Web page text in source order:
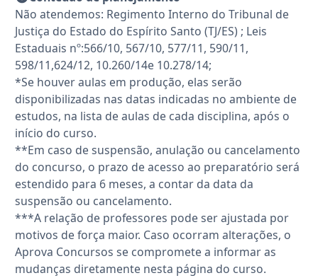
Não atendemos: Regimento Interno do Tribunal de
Justiça do Estado do Espírito Santo (TJ/ES) ; Leis
Estaduais nº:566/10, 567/10, 577/11, 590/11,
598/11,624/12, 10.260/14e 10.278/14;
*Se houver aulas em produção, elas serão
disponibilizadas nas datas indicadas no ambiente de
estudos, na lista de aulas de cada disciplina, após o
início do curso.
**Em caso de suspensão, anulação ou cancelamento
do concurso, o prazo de acesso ao preparatório será
estendido para 6 meses, a contar da data da
suspensão ou cancelamento.
***A relação de professores pode ser ajustada por
motivos de força maior. Caso ocorram alterações, o
Aprova Concursos se compromete a informar as
mudanças diretamente nesta página do curso.